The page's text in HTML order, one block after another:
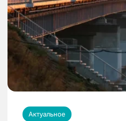
Актуальное